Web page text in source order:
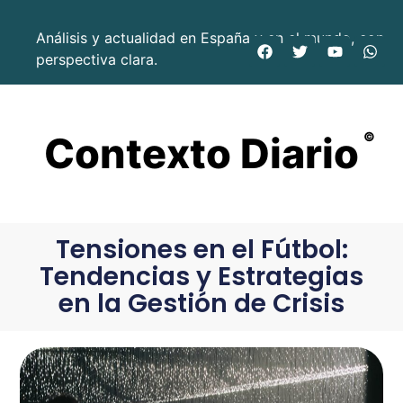
Análisis y actualidad en España y en el mundo, con
perspectiva clara.
Contexto Diario ©
Tensiones en el Fútbol:
Tendencias y Estrategias
en la Gestión de Crisis